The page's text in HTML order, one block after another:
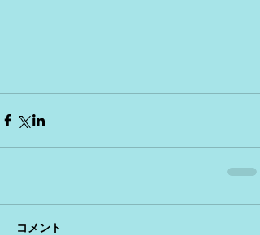
コメント